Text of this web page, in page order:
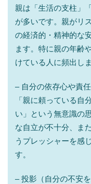
親は「生活の支柱」
が多いです。親がリ
の経済的・精神的な
ます。特に親の年齢
けている人に頻出しま
– 自分の依存心や責
「親に頼っている自
い」という無意識の
な自立が不十分、ま
うプレッシャーを感
す。
– 投影（自分の不安を